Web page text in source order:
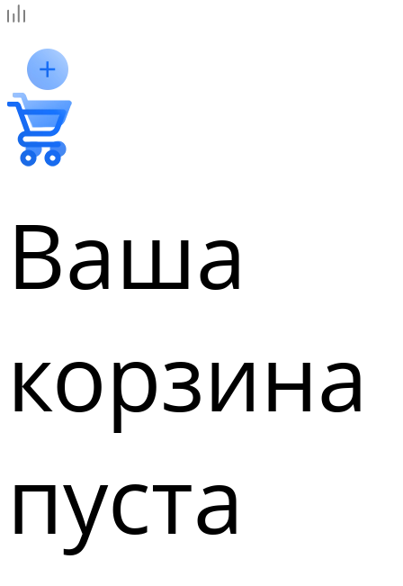
Ваша
корзина
пуста